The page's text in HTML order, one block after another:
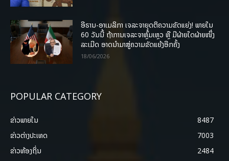
ອີຣານ-ອາເມລິກາ ເຈລະຈາຍຸດຕິຄວາມຂັດແຍ່ງ! ພາຍໃນ
60 ວັນນີ້ ຖ້າການເຈລະຈາຫຼົ້ມເຫຼວ ຫຼື ມີຝ່າຍໃດຝ່າຍໜຶ່ງ
ລະເມີດ ອາດນໍາມາສູ່ຄວາມຂັດແຍ້ງອີກຄັ້ງ
18/06/2026
POPULAR CATEGORY
ຂ່າວພາຍ​ໃນ
8487
ຂ່າວຕ່າງປະເທດ
7003
ຂ່າວທ້ອງຖິ່ນ
2484